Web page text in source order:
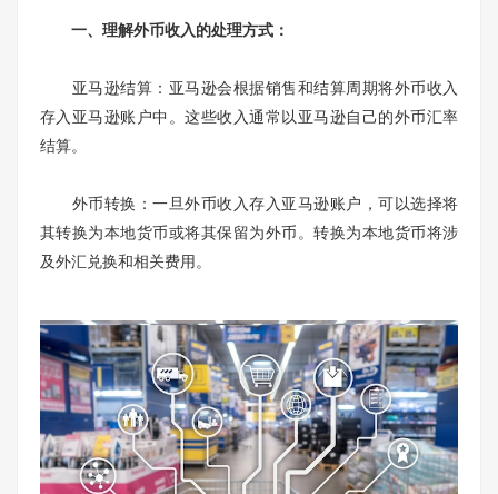
一、理解外币收入的处理方式：
亚马逊结算：亚马逊会根据销售和结算周期将外币收入
存入亚马逊账户中。这些收入通常以亚马逊自己的外币汇率
结算。
外币转换：一旦外币收入存入亚马逊账户，可以选择将
其转换为本地货币或将其保留为外币。转换为本地货币将涉
及外汇兑换和相关费用。